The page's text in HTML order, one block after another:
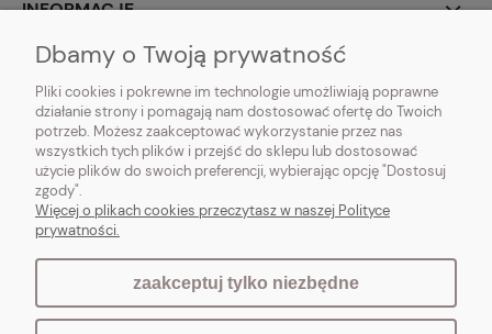
INFORMACJE
O NAS
Vintagedeco.pl - sklep internetowy - meble i artykuły dekoracyjne do domu
i ogrodu w stylu vintage, skandynawskim, prowansalskim, boho, shabby
chic, industrialnym i loft.
Dbamy o Twoją prywatność
Pliki cookies i pokrewne im technologie umożliwiają poprawne
działanie strony i pomagają nam dostosować ofertę do Twoich
potrzeb. Możesz zaakceptować wykorzystanie przez nas
wszystkich tych plików i przejść do sklepu lub dostosować
użycie plików do swoich preferencji, wybierając opcję "Dostosuj
zgody".
Więcej o plikach cookies przeczytasz w naszej Polityce
prywatności.
zaakceptuj tylko niezbędne